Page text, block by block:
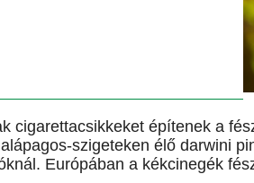
cigarettacsikkeket építenek a
szigeteken élő darwini
Európában a kékcinegék